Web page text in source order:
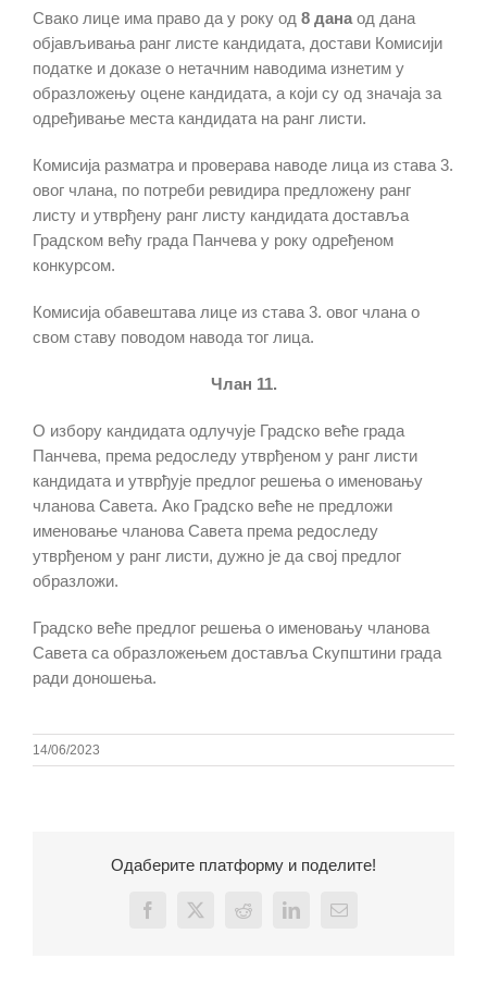
Свако лице има право да у року од 8 дана од дана
објављивања ранг листе кандидата, достави Комисији
податке и доказе о нетачним наводима изнетим у
образложењу оцене кандидата, а који су од значаја за
одређивање места кандидата на ранг листи.
Комисија разматра и проверава наводе лица из става 3.
овог члана, по потреби ревидира предложену ранг
листу и утврђену ранг листу кандидата доставља
Градском већу града Панчева у року одређеном
конкурсом.
Комисија обавештава лице из става 3. овог члана о
свом ставу поводом навода тог лица.
Члан 11.
О избору кандидата одлучује Градско веће града
Панчева, према редоследу утврђеном у ранг листи
кандидата и утврђује предлог решења о именовању
чланова Савета. Ако Градско веће не предложи
именовање чланова Савета према редоследу
утврђеном у ранг листи, дужно је да свој предлог
образложи.
Градско веће предлог решења о именовању чланова
Савета са образложењем доставља Скупштини града
ради доношења.
14/06/2023
Одаберите платформу и поделите!
Facebook
X Reddit LinkedInEmail